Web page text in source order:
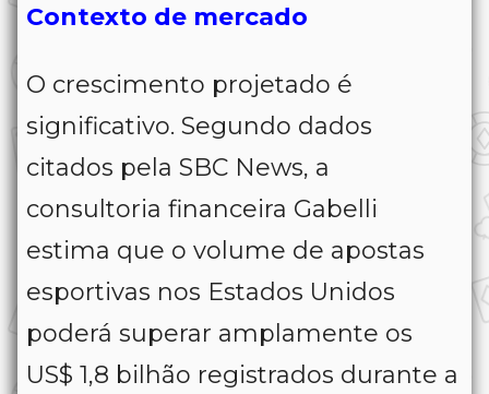
Contexto de mercado
O crescimento projetado é
significativo. Segundo dados
citados pela SBC News, a
consultoria financeira Gabelli
estima que o volume de apostas
esportivas nos Estados Unidos
poderá superar amplamente os
US$ 1,8 bilhão registrados durante a